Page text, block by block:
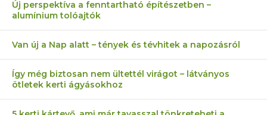
Új perspektíva a fenntartható építészetben –
alumínium tolóajtók
Van új a Nap alatt – tények és tévhitek a napozásról
Így még biztosan nem ültettél virágot – látványos
ötletek kerti ágyásokhoz